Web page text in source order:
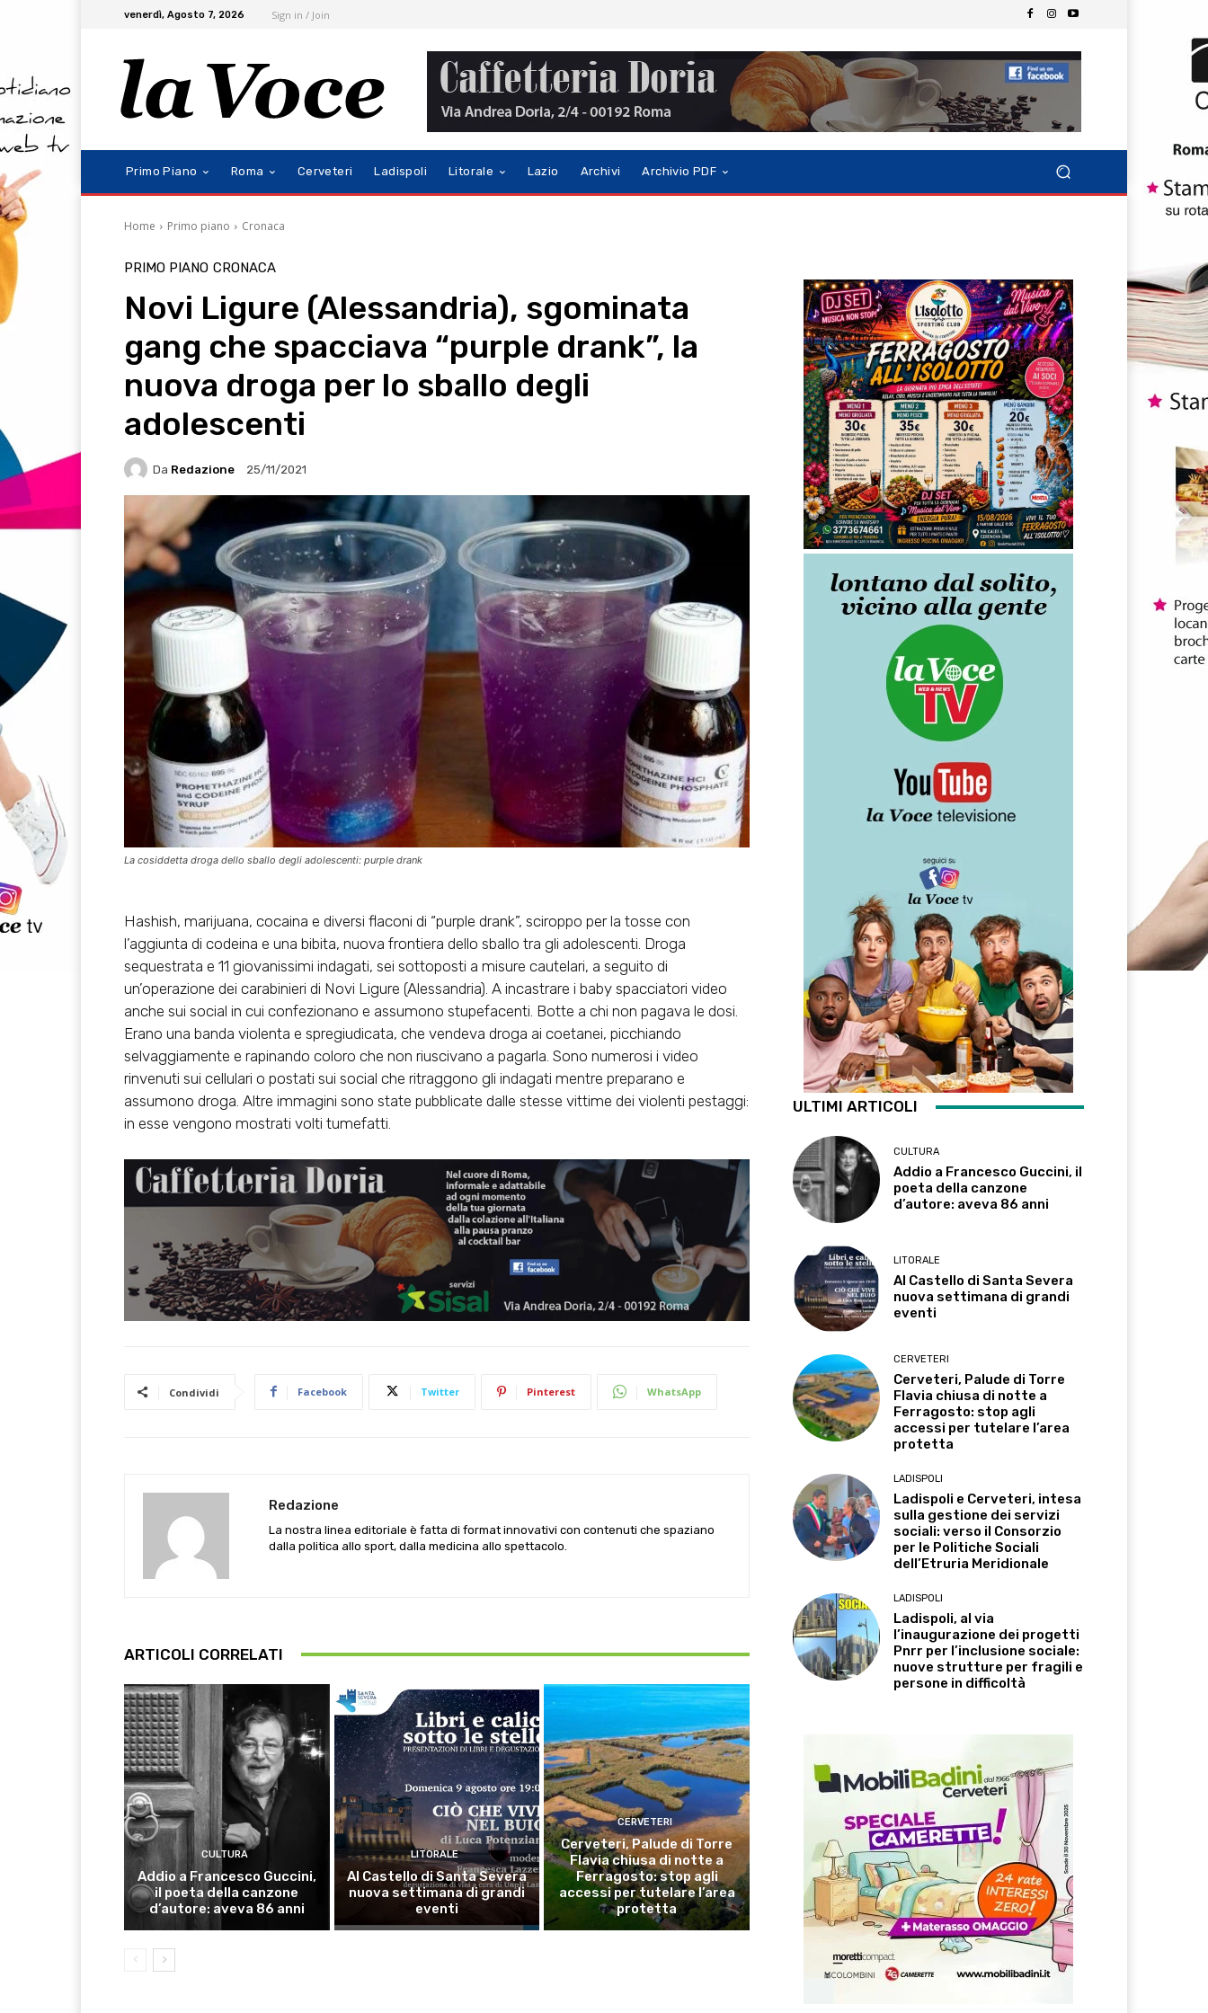
venerdì, Agosto 7, 2026 Sign in / Join
Primo Piano Roma Cerveteri Ladispoli Litorale Lazio Archivi Archivio PDF
Home Primo piano Cronaca
PRIMO PIANO CRONACA
Novi Ligure (Alessandria), sgominata
gang che spacciava “purple drank”, la
nuova droga per lo sballo degli
adolescenti
Da Redazione 25/11/2021
La cosiddetta droga dello sballo degli adolescenti: purple drank
Hashish, marijuana, cocaina e diversi flaconi di “purple drank”, sciroppo per la tosse con
l’aggiunta di codeina e una bibita, nuova frontiera dello sballo tra gli adolescenti. Droga
sequestrata e 11 giovanissimi indagati, sei sottoposti a misure cautelari, a seguito di
un’operazione dei carabinieri di Novi Ligure (Alessandria). A incastrare i baby spacciatori video
anche sui social in cui confezionano e assumono stupefacenti. Botte a chi non pagava le dosi.
Erano una banda violenta e spregiudicata, che vendeva droga ai coetanei, picchiando
selvaggiamente e rapinando coloro che non riuscivano a pagarla. Sono numerosi i video
rinvenuti sui cellulari o postati sui social che ritraggono gli indagati mentre preparano e
assumono droga. Altre immagini sono state pubblicate dalle stesse vittime dei violenti pestaggi:
in esse vengono mostrati volti tumefatti.
Condividi Facebook Twitter Pinterest WhatsApp
Redazione
La nostra linea editoriale è fatta di format innovativi con contenuti che spaziano
dalla politica allo sport, dalla medicina allo spettacolo.
ARTICOLI CORRELATI
CULTURA
Addio a Francesco Guccini,
il poeta della canzone
d’autore: aveva 86 anni
LITORALE
Al Castello di Santa Severa
nuova settimana di grandi
eventi
CERVETERI
Cerveteri, Palude di Torre
Flavia chiusa di notte a
Ferragosto: stop agli
accessi per tutelare l’area
protetta
ULTIMI ARTICOLI
CULTURA
Addio a Francesco Guccini, il
poeta della canzone
d’autore: aveva 86 anni
LITORALE
Al Castello di Santa Severa
nuova settimana di grandi
eventi
CERVETERI
Cerveteri, Palude di Torre
Flavia chiusa di notte a
Ferragosto: stop agli
accessi per tutelare l’area
protetta
LADISPOLI
Ladispoli e Cerveteri, intesa
sulla gestione dei servizi
sociali: verso il Consorzio
per le Politiche Sociali
dell’Etruria Meridionale
LADISPOLI
Ladispoli, al via
l’inaugurazione dei progetti
Pnrr per l’inclusione sociale:
nuove strutture per fragili e
persone in difficoltà